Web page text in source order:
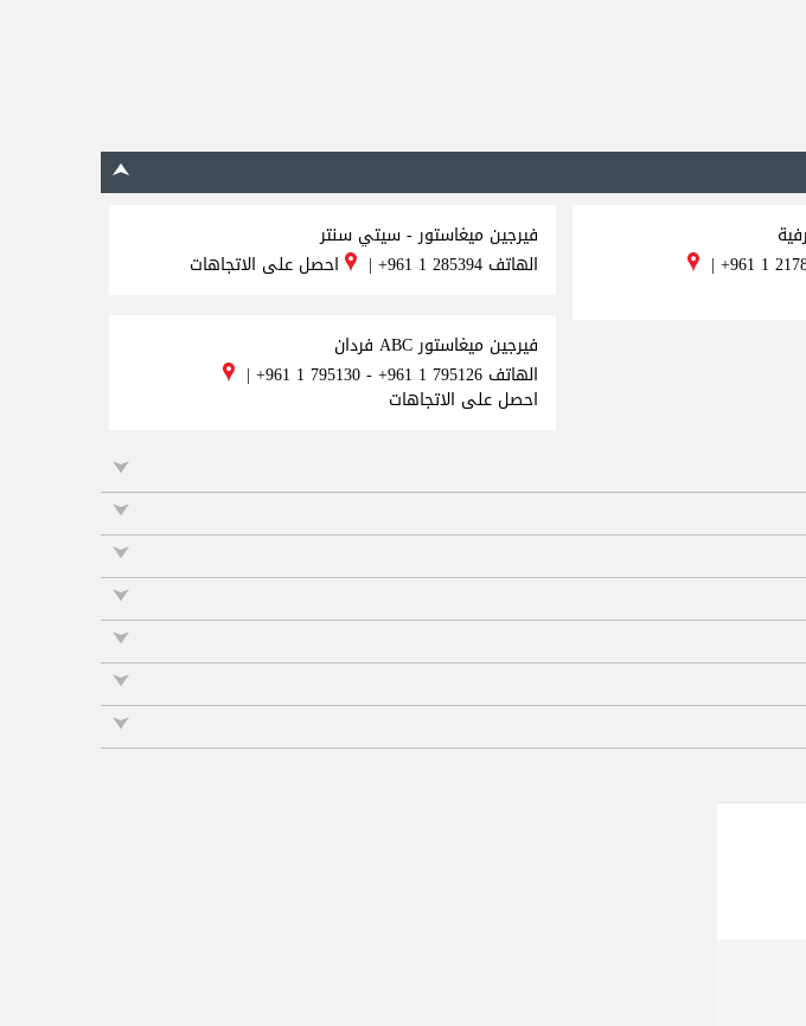
+961 1
|
فيرجين ميغاستور - سيتي سنتر
الهاتف +961 1 285394
| احصل على الاتجاهات
فيرجين ميغاستور ABC فردان
الهاتف +961 1 795130 - +961 1 795126
|
احصل على الاتجاهات